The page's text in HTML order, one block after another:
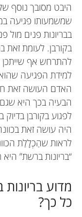
היבט מסובך נוסף
שמשמעותו פגיעה
בבריונות פנים מול
בקורבן. לעומת זאת
להתרחש אף שייתכן
למידת הפגיעה שהוא
האדם העושה זאת
הבעיה בכך היא
לפגוע בקורבן
היה עושה זאת
לראות שהַכְלָלַת
“בריונות ברשת” היא
מדוע
כל כך?